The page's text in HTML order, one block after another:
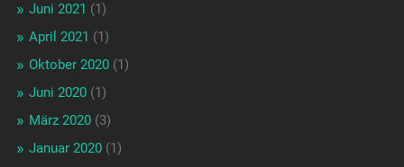
Juni 2021 (1)
April 2021 (1)
Oktober 2020(1)
Juni 2020(1)
März 2020(3)
Januar 2020(1)